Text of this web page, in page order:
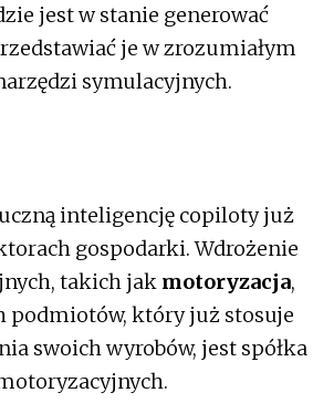
jest w stanie generować
je w zrozumiałym
symulacyjnych.
inteligencję copiloty już
gospodarki. Wdrożenie
takich jak motoryzacja,
podmiotów, który już stosuje
swoich wyrobów, jest spółka